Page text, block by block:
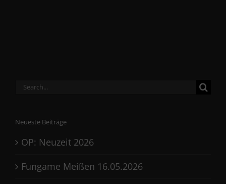
Search
Neueste Beiträge
OP: Neuzeit 2026
Fungame Meißen 16.05.2026